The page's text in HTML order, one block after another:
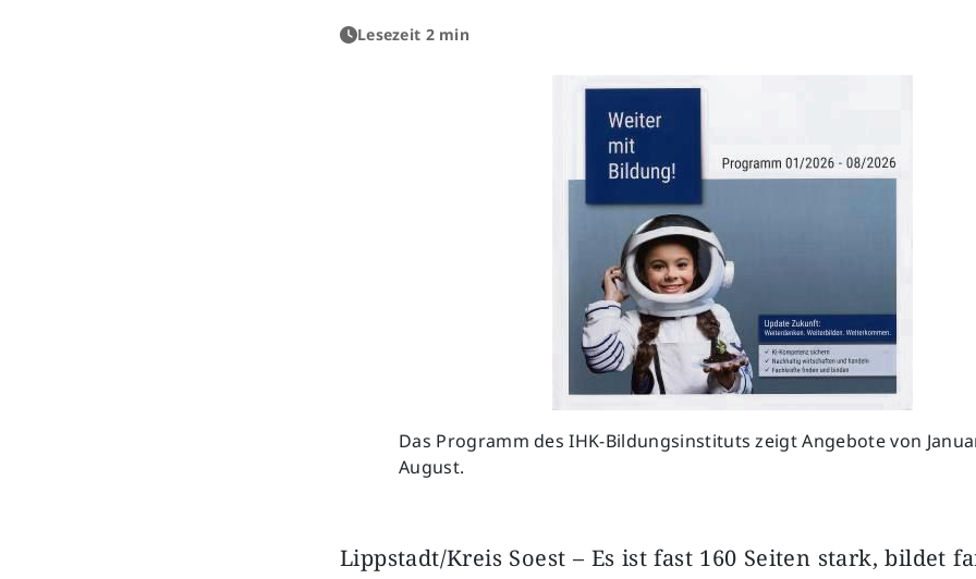
Lesezeit 2 min
Das Programm des IHK-Bildungsinstituts zeigt Angebote von
August.
Lippstadt/Kreis Soest – Es ist fast 160 Seiten stark, bildet